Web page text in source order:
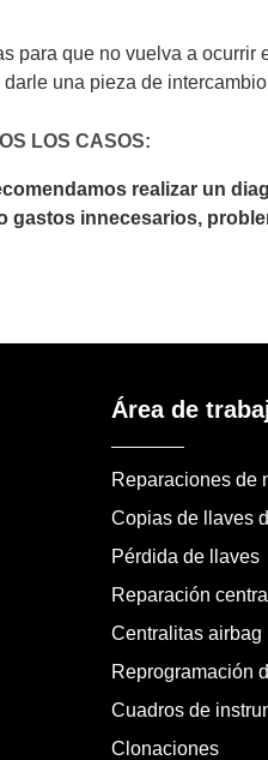
para que no vuelva a
una pieza de
LOS CASOS:
realizar un
gastos innecesarios,
Área de
Reparaciones de
Copias de llaves
Pérdida de llaves
Reparación
Centralitas airbag
Reprogramación
Cuadros de
Clonaciones